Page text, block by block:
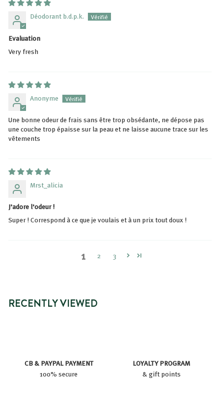
Déodorant b.d.p.k.
Evaluation
Very fresh
Anonyme
Une bonne odeur de frais sans être trop obsédante, ne dépose pas
une couche trop épaisse sur la peau et ne laisse aucune trace sur les
vêtements
Mrst_alicia
J’adore l’odeur !
Super ! Correspond à ce que je voulais et à un prix tout doux !
1 2 3
RECENTLY VIEWED
CB & PAYPAL PAYMENT
100% secure
LOYALTY PROGRAM
& gift points